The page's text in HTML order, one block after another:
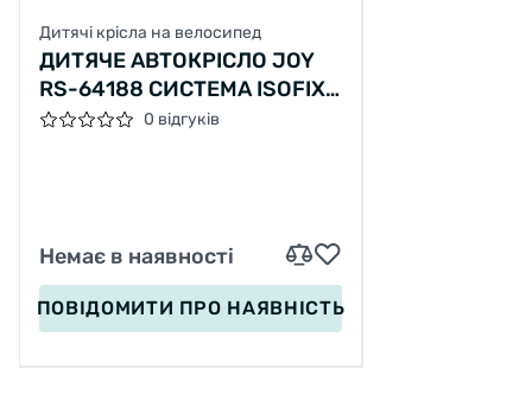
Дитячі крісла на велосипед
ДИТЯЧЕ АВТОКРІСЛО JOY
RS-64188 СИСТЕМА ISOFIX,
УНІВЕРСАЛЬНЕ, ГРУПА
0 відгуків
Немає в наявності
ПОВІДОМИТИ ПРО НАЯВНІСТЬ